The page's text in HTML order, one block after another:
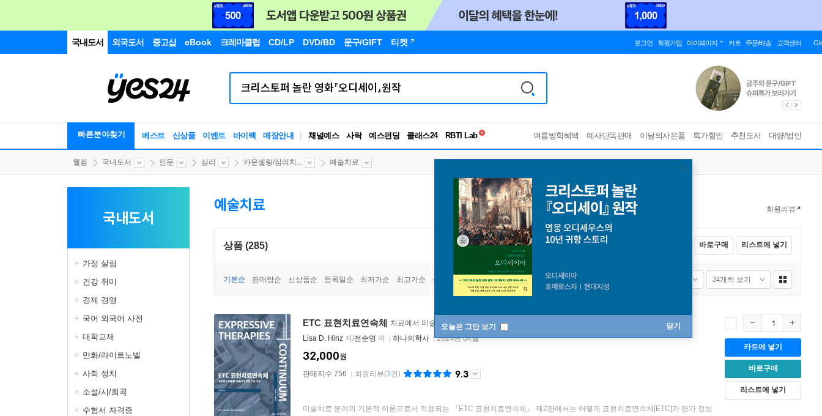
국내도서 외국도서 중고샵 eBook 크레마클럽 CD/LP DVD/BD 문구/GIFT 티켓 로그인 회원가입 마이페이지 카트 주문/배송 고객센터
빠른분야찾기 베스트 신상품 이벤트 바이백 매장안내 채널예스 사락 예스펀딩 클래스24
독서유형검사
여름방학혜택 예사단독판매 이달의사은품 특가할인 추천도서 대량/법인
오늘은 그만 보기 닫기
웰컴 국내도서 인문 심리 카운셀링/심리치... 예술치료
국내도서
가정 살림
건강 취미
경제 경영
국어 외국어 사전
대학교재
만화/라이트노벨
사회 정치
소설/시/희곡
수험서 자격증
예술치료 회원리뷰
상품 (285) 전체선택 바로구매 리스트에 넣기
기본순 판매량순 신상품순 등록일순 최저가순 최고가순 상품명순
ETC 표현치료연속체 치료에서 미술을 사용하기 위한 기본 구조
Lisa D. Hinz 저/전순영 역 하나의학사 2024년 04월
32,000원
판매지수 756
회원리뷰(3건) 9.3
미술치료 분야의 기본적 이론으로서 적용되는 『ETC 표현치료연속체』 제2판에서는 어떻게 표현치료연속체[ETC]가 평가 정보
카트에 넣기
바로구매
리스트에 넣기